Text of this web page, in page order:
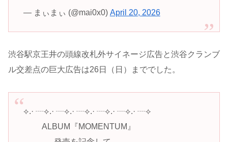
— まぃまぃ (@mai0x0) April 20, 2026
渋谷駅京王井の頭線改札外サイネージ広告と渋谷クランブ
ル交差点の巨大広告は26日（日）まででした。
⟡.· ┈⟡.· ┈⟡.· ┈⟡.· ┈⟡.· ┈⟡.· ┈⟡
⠀⠀⠀ALBUM『MOMENTUM』